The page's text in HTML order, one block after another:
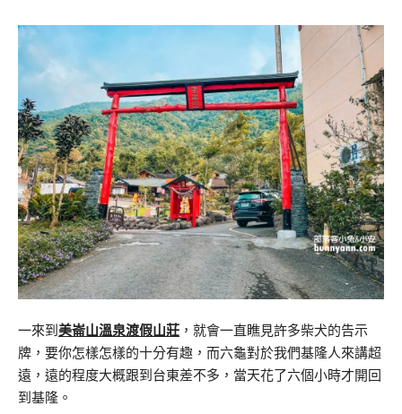
一來到 美崙山溫泉渡假山莊 ，就會一直瞧見許多柴犬的告示
牌，要你怎樣怎樣的十分有趣，而六龜對於我們基隆人來講超
遠，遠的程度大概跟到台東差不多，當天花了六個小時才開回
到基隆。